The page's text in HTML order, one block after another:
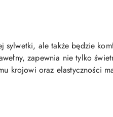
ale także będzie
zapewnia nie tylko
krojowi oraz elastyczności